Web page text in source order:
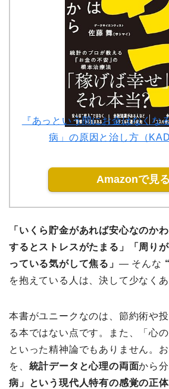
『あっという間にお金はなくな
病」の原因と治し方（
Amazonで見る
「いくら貯金があれば安心なのかわ
するとストレスがたまる」
「周り
っている気がして焦る」 ― そんな
を抱えている人は、決して少なくあ
本書がユニークなのは、節約術や
る本ではない点です。また、「心
といった精神論でもありません。
を、 統計データと心理の両面から分
病」という現代人特有の感覚の正体